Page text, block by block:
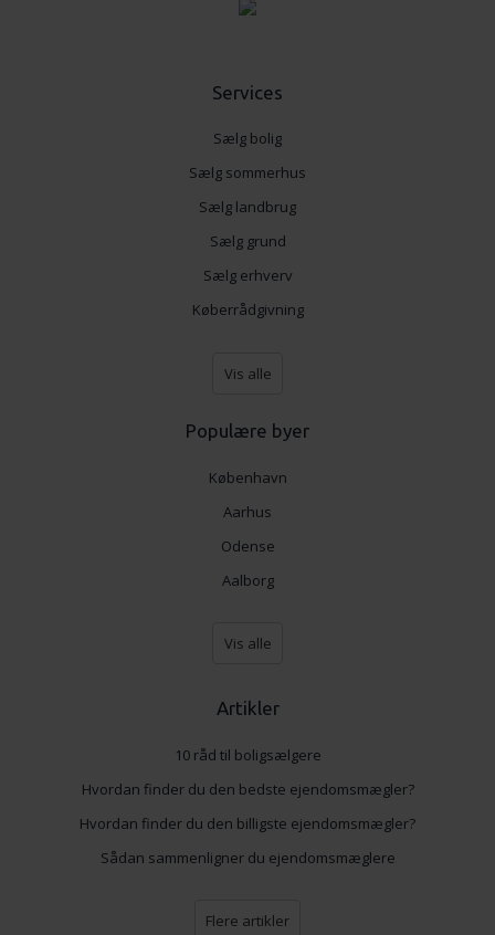
Services
Sælg bolig
Sælg sommerhus
Sælg landbrug
Sælg grund
Sælg erhverv
Køberrådgivning
Vis alle
Populære byer
København
Aarhus
Odense
Aalborg
Vis alle
Artikler
10 råd til boligsælgere
Hvordan finder du den bedste ejendomsmægler?
Hvordan finder du den billigste ejendomsmægler?
Sådan sammenligner du ejendomsmæglere
Flere artikler